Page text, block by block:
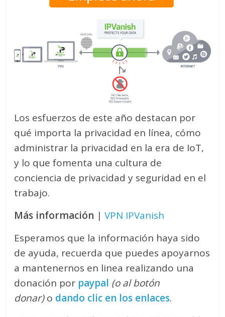
Los esfuerzos de este año destacan por
qué importa la privacidad en línea, cómo
administrar la privacidad en la era de IoT,
y lo que fomenta una cultura de
conciencia de privacidad y seguridad en el
trabajo.
Más información |VPN IPVanish
Esperamos que la información haya sido
de ayuda, recuerda que puedes apoyarnos
a mantenernos en linea realizando una
donación por paypal (o al botón
donar)o dando clic en los enlaces.